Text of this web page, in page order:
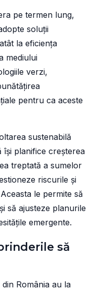
pe termen lung,
soluții
la eficiența
mediului
verzi,
pentru ca aceste
sustenabilă
planifice creșterea
treptată a sumelor
riscurile și
le permite să
să ajusteze planurile
emergente.
să
România au la